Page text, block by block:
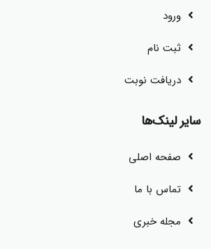
ورود
ثبت نام
دریافت نوبت
سایر لینک‌ها
صفحه اصلی
تماس با ما
مجله خبری